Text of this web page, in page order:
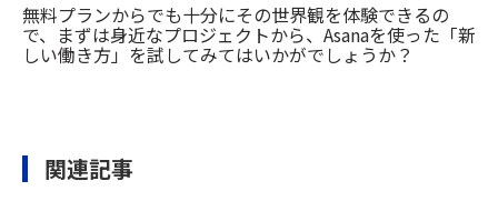
無料プランからでも十分にその世界観を体験できるの
で、まずは身近なプロジェクトから、Asanaを使った「新
しい働き方」を試してみてはいかがでしょうか？
関連記事